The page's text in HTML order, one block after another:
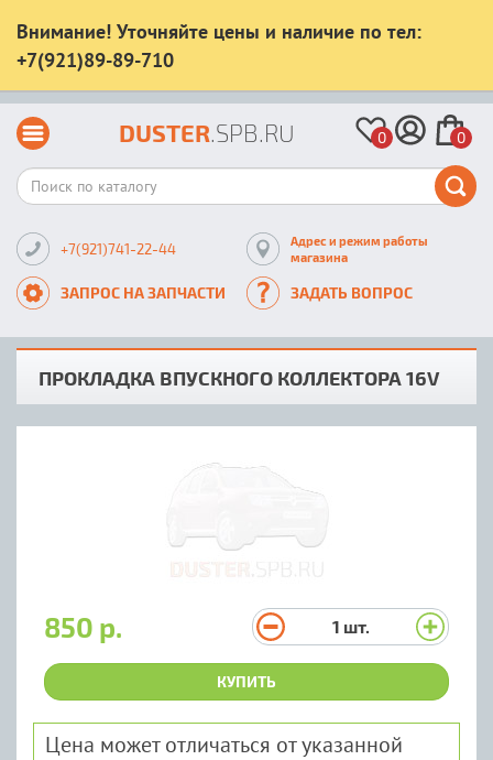
Внимание! Уточняйте цены и наличие по тел:
+7(921)89-89-710
DUSTER.SPB.RU 0 0
+7(921)741-22-44
Адрес и режим работы
магазина
ЗАПРОС НА ЗАПЧАСТИ ЗАДАТЬ ВОПРОС
ПРОКЛАДКА ВПУСКНОГО КОЛЛЕКТОРА 16V
850 р. 1 шт.
КУПИТЬ
Цена может отличаться от указанной